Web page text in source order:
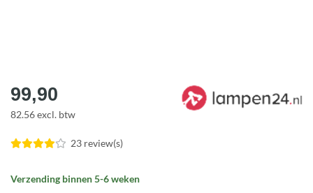
99,90
82.56 excl. btw
23 review(s)
Verzending binnen 5-6 weken